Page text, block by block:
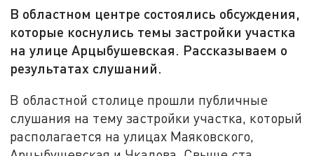
В областном центре состоялись обсуждения,
которые коснулись темы застройки участка
на улице Арцыбушевская. Рассказываем о
результатах слушаний.
В областной столице прошли публичные
слушания на тему застройки участка, который
располагается на улицах Маяковского,